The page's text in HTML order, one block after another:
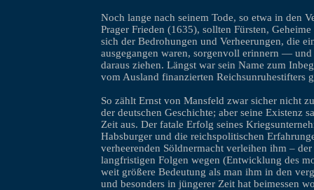
Noch lange nach seinem Tode, so etwa in den
Prager Frieden (1635), sollten Fürsten,
sich der Bedrohungen und Verheerungen, die
ausgegangen waren, sorgenvoll erinnern —
daraus ziehen. Längst war sein Name zum
vom Ausland finanzierten Reichsunruhestifters
So zählt Ernst von Mansfeld zwar sicher nicht
der deutschen Geschichte; aber seine Existenz
Zeit aus. Der fatale Erfolg seines
Habsburger und die reichspolitischen
verheerenden Söldnermacht verleihen ihm –
langfristigen Folgen wegen (Entwicklung des
weit größere Bedeutung als man ihm in den
und besonders in jüngerer Zeit hat beimessen